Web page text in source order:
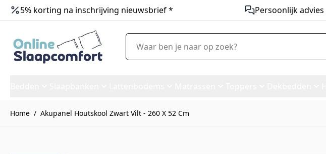
5% korting na inschrijving nieuwsbrief * Persoonlijk advies
Waar ben je naar op zoek?
Home / Akupanel Houtskool Zwart Vilt - 260 X 52 Cm